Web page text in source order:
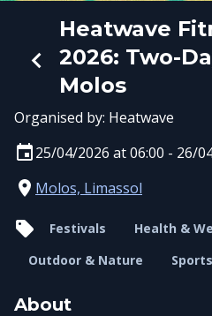
Heatwave
2026: Two-
Molos
Organised by: Heatwave
25/04/2026 at 06:00 - 26/
Molos, Limassol
Festivals
Health &
Outdoor & Nature
Sports
About